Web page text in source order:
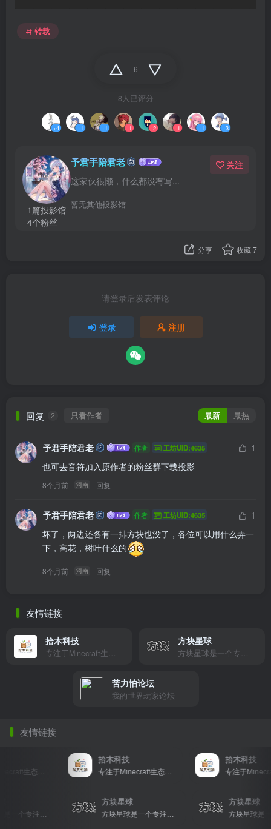
转载
6
8人已评分
+4 +1 +1 -1 -2 -1 +1 +3
1篇投影馆
4个粉丝
予君手陪君老
这家伙很懒，什么都没有写...
关注
暂无其他投影馆
分享 收藏7
请登录后发表评论
登录 注册
回复 2 只看作者 最新 最热
予君手陪君老 作者 工坊UID:4635
1
也可去音符加入原作者的粉丝群下载投影
8个月前 河南 回复
予君手陪君老 作者 工坊UID:4635
1
坏了，两边还各有一排方块也没了，各位可以用什么弄一
下，高花，树叶什么的
8个月前 河南 回复
友情链接
拾木科技
专注于Minecraft生态建设
方块星球
方块星球是一个专注于我的世界的中文论坛，提供丰富的资源分享、玩家交流和创意展示，包括地图、皮肤、数据包等内容，打造Minecraft玩家的专属社区乐园！
苦力怕论坛
我的世界玩家论坛
友情链接
专注于Minecraft生态建设
拾木科技
专注于Minecraft生态建设
拾木科技
方块星球 方块星球